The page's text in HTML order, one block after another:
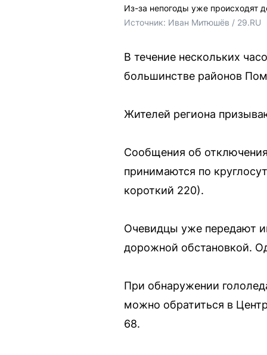
Из-за непогоды уже происходят
Источник: Иван Митюшёв / 29.RU
В течение нескольких
большинстве районов
Жителей региона
Сообщения об
принимаются по
короткий 220).
Очевидцы уже передают
дорожной обстановкой.
При обнаружении
можно обратиться в
68.